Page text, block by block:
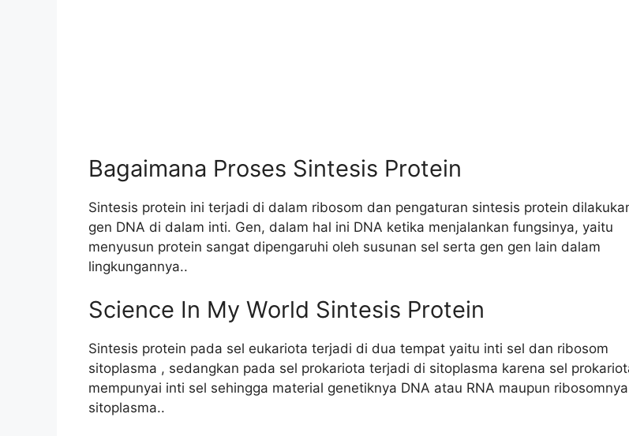
Bagaimana Proses Sintesis Protein
Sintesis protein ini terjadi di dalam ribosom dan pengaturan sintesis protein
gen DNA di dalam inti. Gen, dalam hal ini DNA ketika menjalankan fungsinya, yaitu
menyusun protein sangat dipengaruhi oleh susunan sel serta gen gen lain dalam
lingkungannya..
Science In My World Sintesis Protein
Sintesis protein pada sel eukariota terjadi di dua tempat yaitu inti sel dan ribosom
sitoplasma , sedangkan pada sel prokariota terjadi di sitoplasma karena sel
mempunyai inti sel sehingga material genetiknya DNA atau RNA maupun
sitoplasma..